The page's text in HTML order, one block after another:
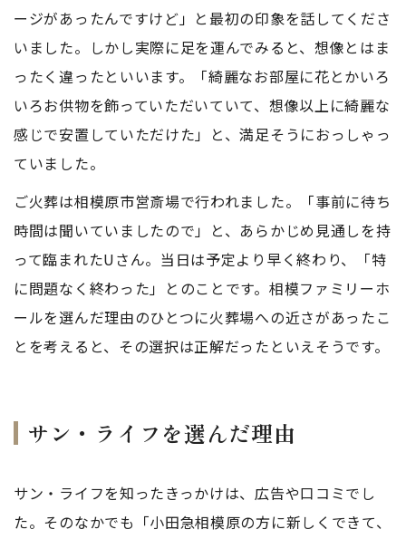
ージがあったんですけど」と最初の印象を話してくださ
いました。しかし実際に足を運んでみると、想像とはま
ったく違ったといいます。「綺麗なお部屋に花とかいろ
いろお供物を飾っていただいていて、想像以上に綺麗な
感じで安置していただけた」と、満足そうにおっしゃっ
ていました。
ご火葬は相模原市営斎場で行われました。「事前に待ち
時間は聞いていましたので」と、あらかじめ見通しを持
って臨まれたUさん。当日は予定より早く終わり、「特
に問題なく終わった」とのことです。相模ファミリーホ
ールを選んだ理由のひとつに火葬場への近さがあったこ
とを考えると、その選択は正解だったといえそうです。
サン・ライフを選んだ理由
サン・ライフを知ったきっかけは、広告や口コミでし
た。そのなかでも「小田急相模原の方に新しくできて、